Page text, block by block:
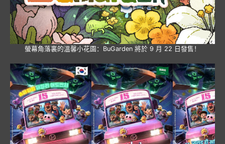
螢幕角落裏的溫馨小花園：BuGarden 將於 9 月 22 日發售！